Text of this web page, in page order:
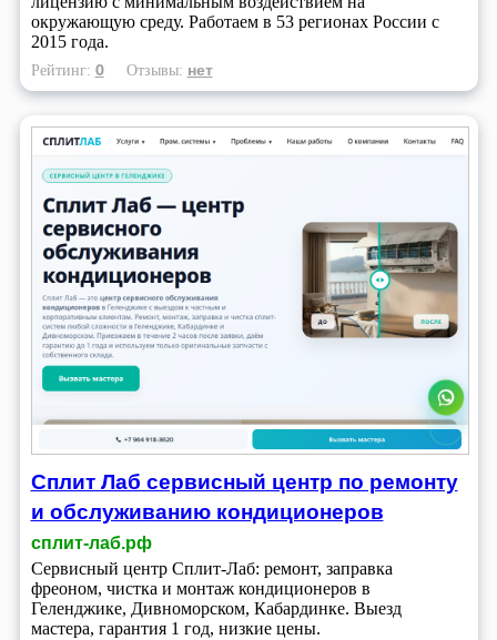
окружающую среду. Работаем в 53 регионах России с
2015 года.
Рейтинг: 0 Отзывы: нет
Сплит Лаб сервисный центр по ремонту
и обслуживанию кондиционеров
сплит-лаб.рф
Сервисный центр Сплит-Лаб: ремонт, заправка
фреоном, чистка и монтаж кондиционеров в
Геленджике, Дивноморском, Кабардинке. Выезд
мастера, гарантия 1 год, низкие цены.